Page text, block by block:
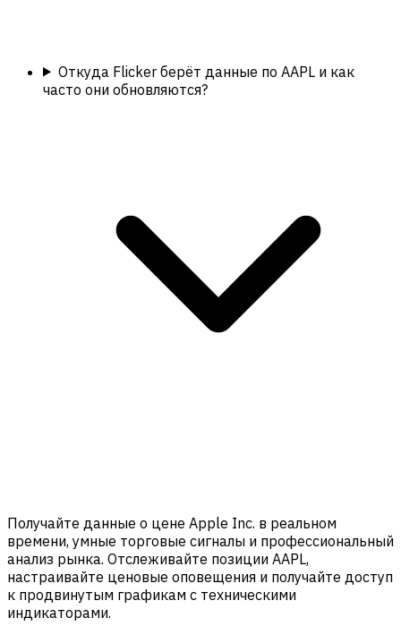
Откуда Flicker берёт данные по AAPL и как
часто они обновляются?
Получайте данные о цене Apple Inc. в реальном
времени, умные торговые сигналы и профессиональный
анализ рынка. Отслеживайте позиции AAPL,
настраивайте ценовые оповещения и получайте доступ
к продвинутым графикам с техническими
индикаторами.